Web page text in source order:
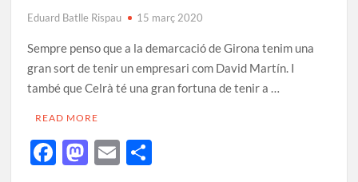
Eduard Batlle Rispau 15 març 2020
Sempre penso que a la demarcació de Girona tenim una
gran sort de tenir un empresari com David Martín. I
també que Celrà té una gran fortuna de tenir a …
READ MORE
F
M E